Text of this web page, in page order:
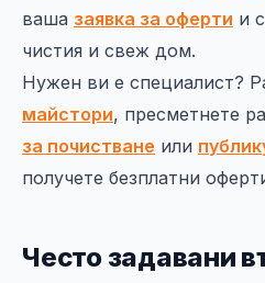
ваша заявка за оферти и
чистия и свеж дом.
Нужен ви е специалист?
майстори, пресметнете
за почистване или
получете безплатни
Често задавани